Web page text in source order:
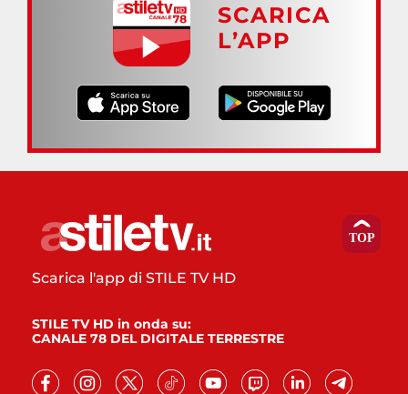
SCARICA
L’APP
Scarica l'app di STILE TV HD
STILE TV HD in onda su:
CANALE 78 DEL DIGITALE TERRESTRE